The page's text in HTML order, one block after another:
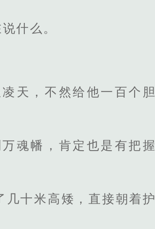
什么。
天，不然给他一百个胆
魂幡，肯定也是有把握
十米高矮，直接朝着护